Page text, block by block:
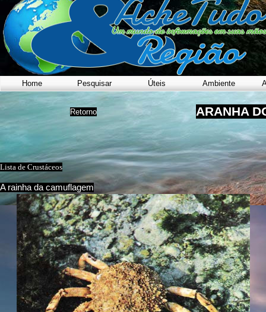
Home Pesquisar Úteis Ambiente
ARANHA
Retorno
Lista de Crustáceos
A rainha da camuflagem